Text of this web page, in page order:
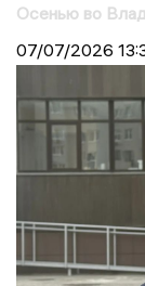
Осенью во
07/07/2026